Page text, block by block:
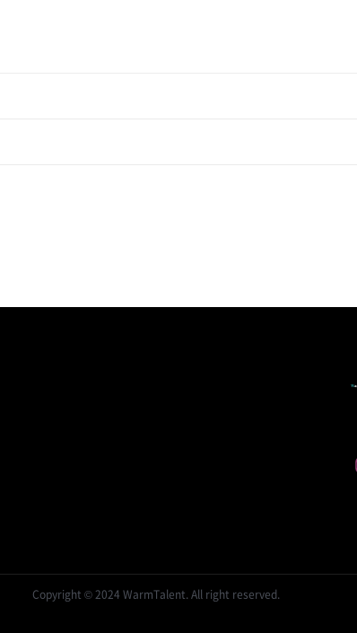
Copyright © 2024 WarmTalent. All right reserved.